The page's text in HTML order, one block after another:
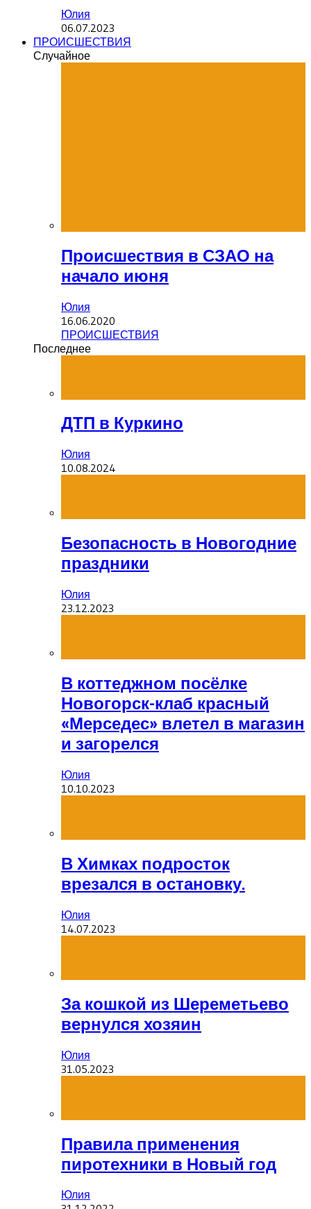
Юлия
06.07.2023
ПРОИСШЕСТВИЯ
Случайное
Происшествия в СЗАО на
начало июня
Юлия
16.06.2020
ПРОИСШЕСТВИЯ
Последнее
ДТП в Куркино
Юлия
10.08.2024
Безопасность в Новогодние
праздники
Юлия
23.12.2023
В коттеджном посёлке
Новогорск-клаб красный
«Мерседес» влетел в магазин
и загорелся
Юлия
10.10.2023
В Химках подросток
врезался в остановку.
Юлия
14.07.2023
За кошкой из Шереметьево
вернулся хозяин
Юлия
31.05.2023
Правила применения
пиротехники в Новый год
Юлия